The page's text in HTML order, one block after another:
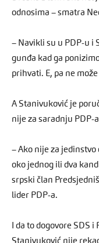
odnosima – smatra
– Navikli su u PDP-u i
gunđa kad ga
prihvati. E, pa ne
A Stanivuković je
nije za saradnju PDP-
– Ako nije za
oko jednog ili dva
srpski član
lider PDP-a.
I da to dogovore SDS